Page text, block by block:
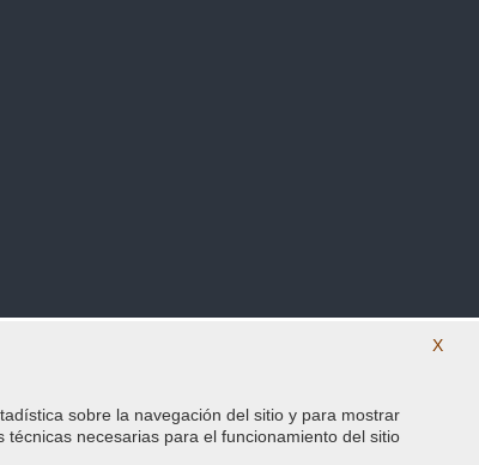
SÍguenos en nuestras redes sociales
X
sobre la navegación del sitio y para mostrar
necesarias para el funcionamiento del sitio